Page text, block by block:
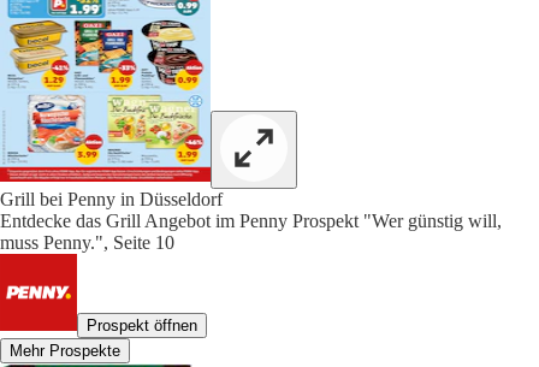
Grill bei Penny in Düsseldorf
Entdecke das Grill Angebot im Penny Prospekt "Wer günstig will,
muss Penny.", Seite 10
Prospekt öffnen
Mehr Prospekte